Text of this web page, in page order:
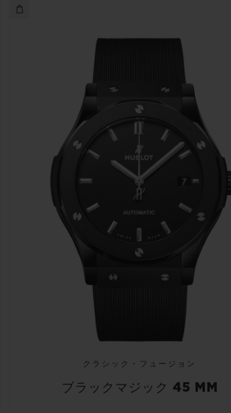
クラシック・フュージョン
ブラックマジック 45 MM